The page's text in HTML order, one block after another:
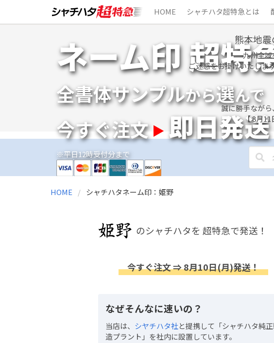
HOME シャチハタ超特急とは
ネーム印 超特
全書体サンプルから選んで
今すぐ注文 即日発
※平日12時受付分まで
熊本地
九州全域
ご迷惑をお掛けいたしま
誠に勝手ながら
【 8月11
HOME シャチハタネーム印：姫野
のシャチハタを 超特急で発送！
今すぐ注文 ⇒ 8月10日(月)発送！
なぜそんなに速いの？
当店は、 シヤチハタ社と提携して「シャチハタ純
造プラント」を社内に設置しています。